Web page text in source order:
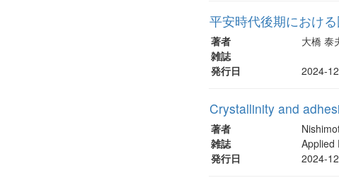
平安時代後期におけ
著者
大橋 泰
雑誌
発行日
2024-
Crystallinity and
著者
雑誌
Applied
発行日
2024-